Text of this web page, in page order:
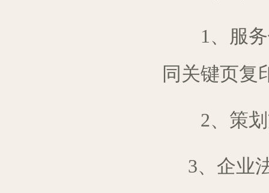
1、服务
同关键页复
2、策划
3、企业